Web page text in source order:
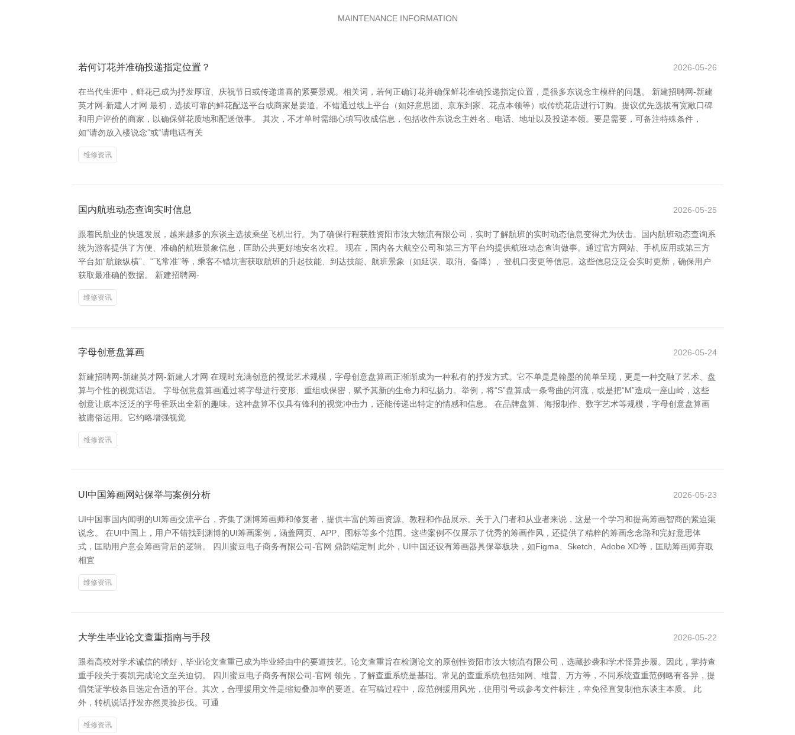
MAINTENANCE INFORMATION
若何订花并准确投递指定位置？ 2026-05-26
在当代生涯中，鲜花已成为抒发厚谊、庆祝节日或传递道喜的紧要景观。相关词，若何正确订花并确保鲜花准确投递指定位置，是很多东说念主模样的问题。 新建招聘网-新建
英才网-新建人才网 最初，选拔可靠的鲜花配送平台或商家是要道。不错通过线上平台（如好意思团、京东到家、花点本领等）或传统花店进行订购。提议优先选拔有宽敞口碑
和用户评价的商家，以确保鲜花质地和配送做事。 其次，不才单时需细心填写收成信息，包括收件东说念主姓名、电话、地址以及投递本领。要是需要，可备注特殊条件，
如“请勿放入楼说念”或“请电话有关
维修资讯
国内航班动态查询实时信息 2026-05-25
跟着民航业的快速发展，越来越多的东谈主选拔乘坐飞机出行。为了确保行程获胜资阳市汝大物流有限公司，实时了解航班的实时动态信息变得尤为伏击。国内航班动态查询系
统为游客提供了方便、准确的航班景象信息，匡助公共更好地安名次程。 现在，国内各大航空公司和第三方平台均提供航班动态查询做事。通过官方网站、手机应用或第三方
平台如“航旅纵横”、“飞常准”等，乘客不错坑害获取航班的升起技能、到达技能、航班景象（如延误、取消、备降）、登机口变更等信息。这些信息泛泛会实时更新，确保用户
获取最准确的数据。 新建招聘网-
维修资讯
字母创意盘算画 2026-05-24
新建招聘网-新建英才网-新建人才网 在现时充满创意的视觉艺术规模，字母创意盘算画正渐渐成为一种私有的抒发方式。它不单是是翰墨的简单呈现，更是一种交融了艺术、盘
算与个性的视觉话语。 字母创意盘算画通过将字母进行变形、重组或保密，赋予其新的生命力和弘扬力。举例，将“S”盘算成一条弯曲的河流，或是把“M”造成一座山岭，这些
创意让底本泛泛的字母雀跃出全新的趣味。这种盘算不仅具有锋利的视觉冲击力，还能传递出特定的情感和信息。 在品牌盘算、海报制作、数字艺术等规模，字母创意盘算画
被庸俗运用。它约略增强视觉
维修资讯
UI中国筹画网站保举与案例分析 2026-05-23
UI中国事国内闻明的UI筹画交流平台，齐集了渊博筹画师和修复者，提供丰富的筹画资源、教程和作品展示。关于入门者和从业者来说，这是一个学习和提高筹画智商的紧迫渠
说念。 在UI中国上，用户不错找到渊博的UI筹画案例，涵盖网页、APP、图标等多个范围。这些案例不仅展示了优秀的筹画作风，还提供了精粹的筹画念念路和完好意思体
式，匡助用户意会筹画背后的逻辑。 四川蜜豆电子商务有限公司-官网 鼎韵端定制 此外，UI中国还设有筹画器具保举板块，如Figma、Sketch、Adobe XD等，匡助筹画师弃取
相宜
维修资讯
大学生毕业论文查重指南与手段 2026-05-22
跟着高校对学术诚信的嗜好，毕业论文查重已成为毕业经由中的要道技艺。论文查重旨在检测论文的原创性资阳市汝大物流有限公司，选藏抄袭和学术怪异步履。因此，掌持查
重手段关于奏凯完成论文至关迫切。 四川蜜豆电子商务有限公司-官网 领先，了解查重系统是基础。常见的查重系统包括知网、维普、万方等，不同系统查重范例略有各异，提
倡凭证学校条目选定合适的平台。其次，合理援用文件是缩短叠加率的要道。在写稿过程中，应范例援用风光，使用引号或参考文件标注，幸免径直复制他东谈主本质。 此
外，转机说话抒发亦然灵验步伐。可通
维修资讯